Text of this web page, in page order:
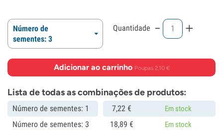
Número de
sementes: 3
Quantidade - +
Adicionar ao carrinho·Poupas 2,10 €
Lista de todas as combinações de produtos:
Número de sementes: 1 7,22 € Em stock
Número de sementes: 3 18,89 € Em stock